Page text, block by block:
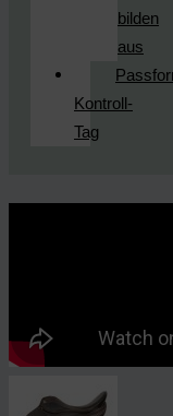
bilden
aus
Kontroll-
Tag